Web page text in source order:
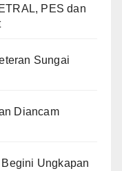
PES dan
Sungai
Diancam
Ungkapan